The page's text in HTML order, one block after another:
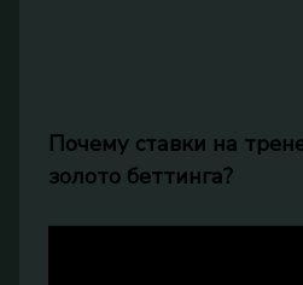
Почему ставки на
золото беттинга?